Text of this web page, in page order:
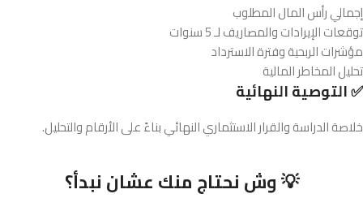
إجمالي رأس المال المطلوب
توقعات الإيرادات والمصاريف لـ 5 سنوات
مؤشرات الربحية وفترة الاسترداد
تحليل المخاطر المالية
✅ التوصية النهائية
خلاصة الدراسة والقرار الاستثماري النهائي بناءً على الأرقام والتحليل.
💡 وش نحتاج منك عشان نبدأ؟